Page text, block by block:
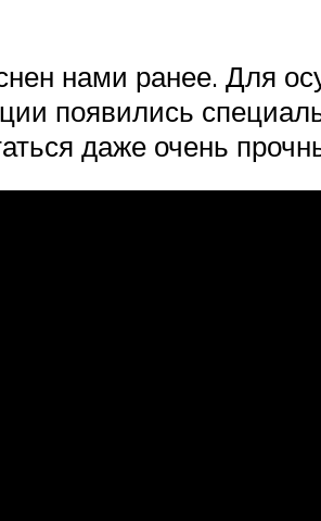
нами ранее. Для
появились
даже очень